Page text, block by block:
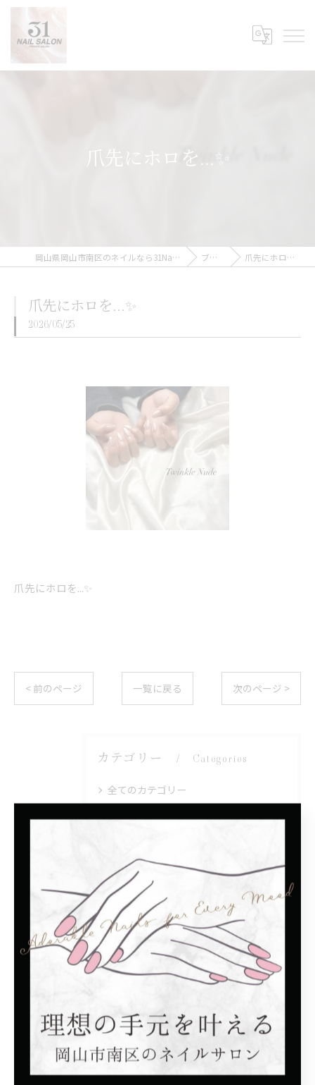
爪先にホロを...✨
岡山県岡山市南区のネイルなら31Nail Salon ブログ 爪先にホロを...✨
爪先にホロを...✨
2026/05/25
爪先にホロを...✨
< 前のページ 一覧に戻る 次のページ >
カテゴリー Categories
全てのカテゴリー
子連れ
プライベートサロン
マグネット
最近の投稿 Recent Posts
2026/08/06